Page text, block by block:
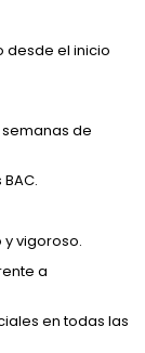
desde el inicio
de
vigoroso.
a
en todas las